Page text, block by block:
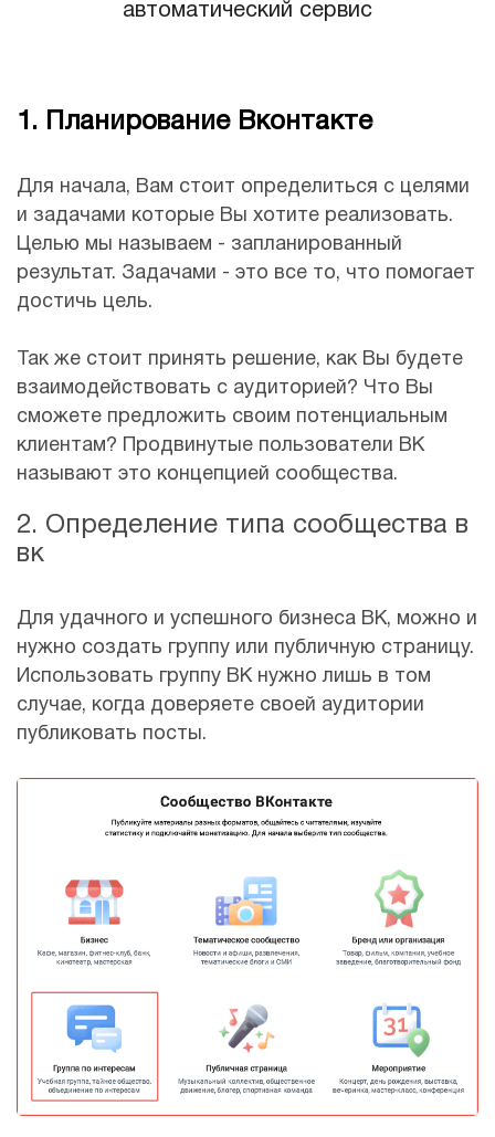
автоматический сервис
1. Планирование Вконтакте
Для начала, Вам стоит определиться с целями
и задачами которые Вы хотите реализовать.
Целью мы называем - запланированный
результат. Задачами - это все то, что помогает
достичь цель.
Так же стоит принять решение, как Вы будете
взаимодействовать с аудиторией? Что Вы
сможете предложить своим потенциальным
клиентам? Продвинутые пользователи ВК
называют это концепцией сообщества.
2. Определение типа сообщества в
вк
Для удачного и успешного бизнеса ВК, можно и
нужно создать группу или публичную страницу.
Использовать группу ВК нужно лишь в том
случае, когда доверяете своей аудитории
публиковать посты.